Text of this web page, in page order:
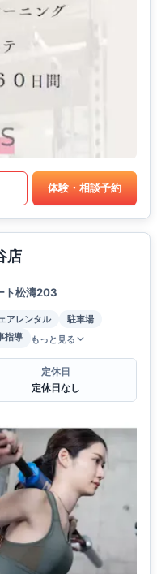
体験・相談予約
店
ト松濤203
アレンタル
駐車場
指導 もっと見る
定休日
定休日なし